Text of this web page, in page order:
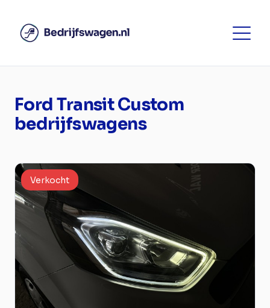
Ford Transit Custom
bedrijfswagens
Verkocht